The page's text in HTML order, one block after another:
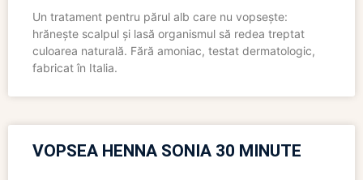
Un tratament pentru părul alb care nu vopsește:
hrănește scalpul și lasă organismul să redea treptat
culoarea naturală. Fără amoniac, testat dermatologic,
fabricat în Italia.
VOPSEA HENNA SONIA 30 MINUTE